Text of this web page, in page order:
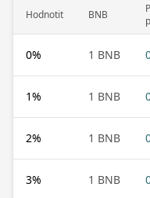
Hodnotit BNB
0% 1 BNB
1% 1 BNB
2% 1 BNB
3% 1 BNB